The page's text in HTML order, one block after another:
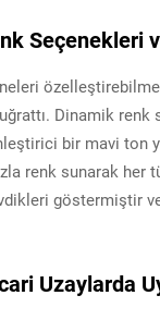
Seçenekleri
özelleştirebilme
Dinamik renk
bir mavi ton
renk sunarak her
göstermiştir
Uzaylarda